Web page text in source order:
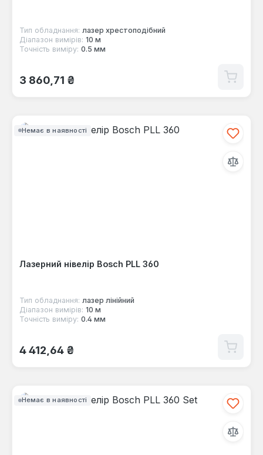
Тип обладнання: лазер хрестоподібний
Діапазон вимірів: 10 м
Точність виміру: 0.5 мм
Звичайна ціна:
3 860,71 ₴
Немає в наявності
Лазерний нівелір Bosch PLL 360
Тип обладнання: лазер лінійний
Діапазон вимірів: 10 м
Точність виміру: 0.4 мм
Звичайна ціна:
4 412,64 ₴
Немає в наявності